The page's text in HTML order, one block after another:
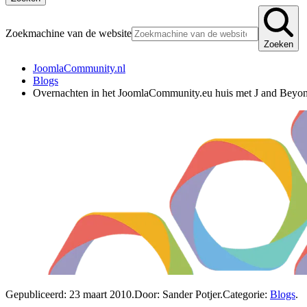
Zoekmachine van de website
Zoeken
JoomlaCommunity.nl
Blogs
Overnachten in het JoomlaCommunity.eu huis met J and
Gepubliceerd: 23 maart 2010.Door: Sander Potjer.Categorie: Blogs.